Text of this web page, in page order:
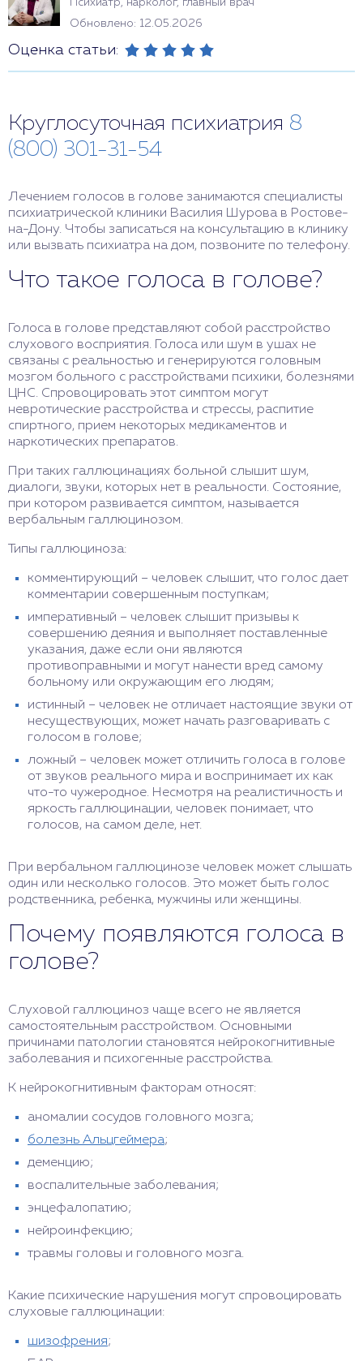
Психиатр, нарколог, главный врач
Обновлено: 12.05.2026
Оценка статьи:
Круглосуточная психиатрия 8
(800) 301-31-54
Лечением голосов в голове занимаются специалисты
психиатрической клиники Василия Шурова в Ростове-
на-Дону. Чтобы записаться на консультацию в клинику
или вызвать психиатра на дом, позвоните по телефону.
Что такое голоса в голове?
Голоса в голове представляют собой расстройство
слухового восприятия. Голоса или шум в ушах не
связаны с реальностью и генерируются головным
мозгом больного с расстройствами психики, болезнями
ЦНС. Спровоцировать этот симптом могут
невротические расстройства и стрессы, распитие
спиртного, прием некоторых медикаментов и
наркотических препаратов.
При таких галлюцинациях больной слышит шум,
диалоги, звуки, которых нет в реальности. Состояние,
при котором развивается симптом, называется
вербальным галлюцинозом.
Типы галлюциноза:
комментирующий – человек слышит, что голос дает
комментарии совершенным поступкам;
императивный – человек слышит призывы к
совершению деяния и выполняет поставленные
указания, даже если они являются
противоправными и могут нанести вред самому
больному или окружающим его людям;
истинный – человек не отличает настоящие звуки от
несуществующих, может начать разговаривать с
голосом в голове;
ложный – человек может отличить голоса в голове
от звуков реального мира и воспринимает их как
что-то чужеродное. Несмотря на реалистичность и
яркость галлюцинации, человек понимает, что
голосов, на самом деле, нет.
При вербальном галлюцинозе человек может слышать
один или несколько голосов. Это может быть голос
родственника, ребенка, мужчины или женщины.
Почему появляются голоса в
голове?
Слуховой галлюциноз чаще всего не является
самостоятельным расстройством. Основными
причинами патологии становятся нейрокогнитивные
заболевания и психогенные расстройства.
К нейрокогнитивным факторам относят:
аномалии сосудов головного мозга;
болезнь Альцгеймера;
деменцию;
воспалительные заболевания;
энцефалопатию;
нейроинфекцию;
травмы головы и головного мозга.
Какие психические нарушения могут спровоцировать
слуховые галлюцинации:
шизофрения;